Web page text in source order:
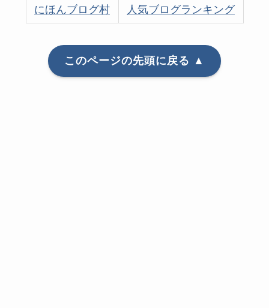
にほんブログ村 人気ブログランキング
このページの先頭に戻る ▲